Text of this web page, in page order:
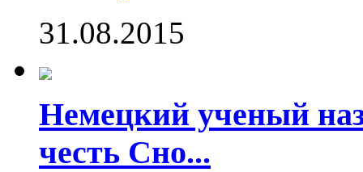
31.08.2015
Немецкий ученый
честь Сно...